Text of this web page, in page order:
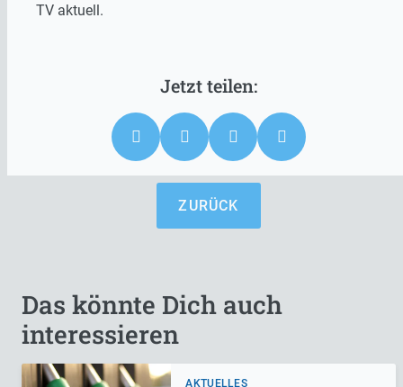
TV aktuell.
ZURÜCK
Das könnte Dich auch
interessieren
AKTUELLES